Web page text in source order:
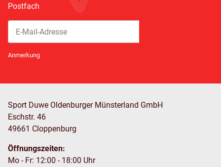
Postfach
Anmerkung
Sport Duwe Oldenburger Münsterland GmbH
Eschstr. 46
49661 Cloppenburg
Öffnungszeiten:
Mo - Fr: 12:00 - 18:00 Uhr